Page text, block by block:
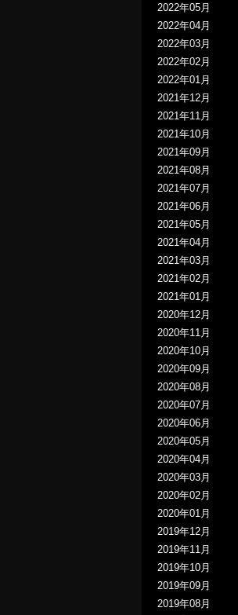
2022年05月
2022年04月
2022年03月
2022年02月
2022年01月
2021年12月
2021年11月
2021年10月
2021年09月
2021年08月
2021年07月
2021年06月
2021年05月
2021年04月
2021年03月
2021年02月
2021年01月
2020年12月
2020年11月
2020年10月
2020年09月
2020年08月
2020年07月
2020年06月
2020年05月
2020年04月
2020年03月
2020年02月
2020年01月
2019年12月
2019年11月
2019年10月
2019年09月
2019年08月